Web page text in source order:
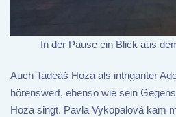
In der Pause ein Blick aus
Auch Tadeáš Hoza als intriganter
hörenswert, ebenso wie sein
Hoza singt. Pavla Vykopalová kam